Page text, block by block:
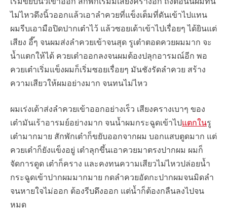
ไม่ไหวดึงนิ้วออกแล้วเอาลำควยที่แข็งเต็มที่ดันเข้าไปแทน
ผมรีบเอามือปิดปากเต๋าไว้ แล้วซอยเด้าเข้าไปเรื่อยๆ ได้ยินแต่
เสียง อี๊ๆ จนผมส่งลำควยเข้าจนสุด รูเต๋าตอดควยผมมาก จะ
น้ำแตกให้ได้ ควยเต๋าออกลงจนผมต้องปลุกอารมณ์อีก พอ
ควยเต๋าเริ่มแข็งผมก็เริ่มซอยเรื่อยๆ มันชังรัดลำควย สร้าง
ความเสียวให้ผมอย่างมาก จนทนไม่ไหว
ผมเร่งเด้าส่งลำควยเข้าออกอย่างเร็ว เสียงครางเบาๆ ของ
เต๋ามันเร้าอารมย์อย่างมาก จนน้ำผมกระฉูดเข้าไปแตกในรู
เต๋ามากมาย สักพักเต๋าก็ขยับออกจากผม บอกแสบตูดมาก แต่
ควยเต๋าก็ยังแข็งอยู่ เต๋าลุกขึ้นเอาควยมาตรงปากผม ผมก็
จัดการดูด เต๋าก็คราง และคงทนความเสียวไม่ไหวปล่อยน้ำ
กระฉูดเข้าปากผมมากมาย กดลำควยอัดกะปากผมจนมิดลำ
จนหายใจไม่ออก ต้องรีบดึงออก แต่น้ำก็ต้องกลืนลงไปจน
หมด